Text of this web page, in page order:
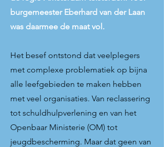
burgemeester Eberhard van der Laan
was daarmee de maat vol.
Het besef ontstond dat veelplegers
met complexe problematiek op bijna
alle leefgebieden te maken hebben
met veel organisaties. Van reclassering
tot schuldhulpverlening en van het
Openbaar Ministerie (OM) tot
jeugdbescherming. Maar dat geen van